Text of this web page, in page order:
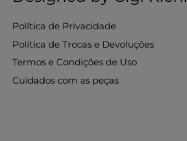
Política de Privacidade
Política de Trocas e Devoluções
Termos e Condições de Uso
Cuidados com as peças